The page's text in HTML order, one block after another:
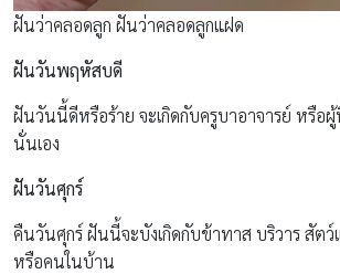
ฝันว่าคลอดลูก ฝันว่าคลอดลูกแฝด
ฝันวันพฤหัสบดี
ฝันวันนี้ดีหรือร้าย จะเกิดกับครูบาอาจารย์ หรือ
นั่นเอง
ฝันวันศุกร์
คืนวันศุกร์ ฝันนี้จะบังเกิดกับข้าทาส บริวาร สัตว์
หรือคนในบ้าน